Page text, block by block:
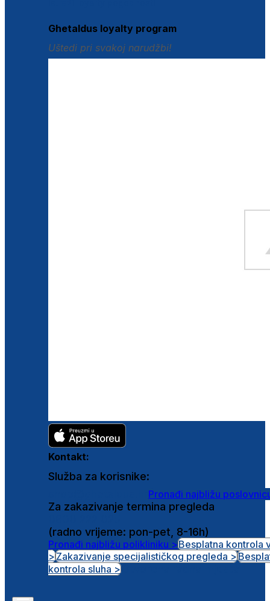
Ghetaldus loyalty program
Uštedi pri svakoj narudžbi!
Kontakt:
Služba za korisnike:
Pronađi najbližu
Za zakazivanje termina pregleda
(radno vrijeme: pon-pet, 8-16h)
Pronađi najbližu polikliniku >Besplatna kontrola
>Zakazivanje specijalističkog pregleda >
kontrola sluha >